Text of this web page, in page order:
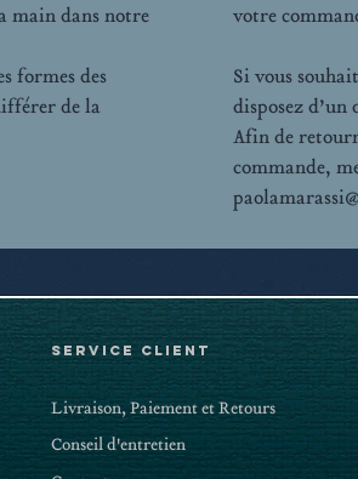
main dans notre
formes des
de la
votre
Si vous
disposez
Afin de
commande,
Service client
Livraison, Paiement et Retours
Conseil d'entretien